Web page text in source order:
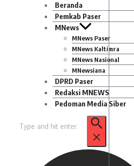
Beranda
Pemkab Paser
MNews
MNews Paser
MNews Kaltimra
MNews Nasional
MNewsiana
DPRD Paser
Redaksi MNEWS
Pedoman Media Siber
untuk: